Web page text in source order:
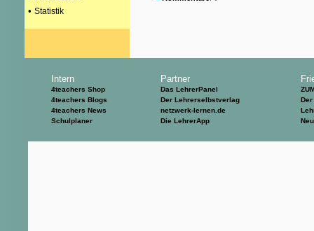
• Statistik
Intern
4teachers Shop
4teachers Blogs
4teachers News
Schulplaner
Partner
Das LehrerPanel
Der Lehrerselbstverlag
netzwerk-lernen.de
Die LehrerApp